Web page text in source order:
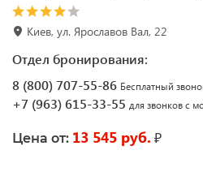
Киев, ул. Ярославов Вал, 22
Отдел бронирования:
8 (800) 707-55-86 Бесплатный
+7 (963) 615-33-55 для звонков с
Цена от: 13 545 руб. ₽